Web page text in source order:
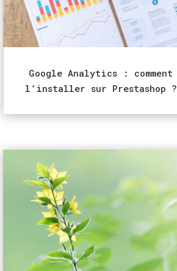
Google Analytics : comment
l’installer sur Prestashop ?